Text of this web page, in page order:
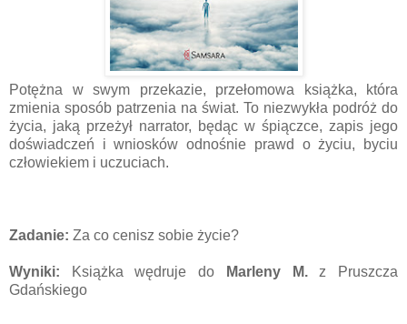
Potężna w swym przekazie, przełomowa książka, która
zmienia sposób patrzenia na świat. To niezwykła podróż do
życia, jaką przeżył narrator, będąc w śpiączce, zapis jego
doświadczeń i wniosków odnośnie prawd o życiu, byciu
człowiekiem i uczuciach.
Zadanie: Za co cenisz sobie życie?
Wyniki: Książka wędruje do Marleny M. z Pruszcza
Gdańskiego